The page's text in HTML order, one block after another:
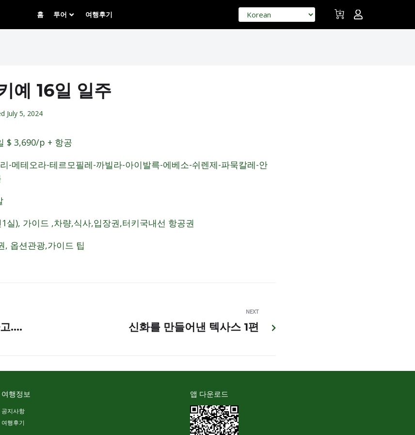
홈 투어 여행후기
예 16일 일주
July 5, 2024
$ 3,690/p + 항공
-메테오라-테르모필레-까빌라-아이발륵-에베소-쉬렌제-파묵칼레-안
실), 가이드 ,차량,식사,입장권,터키국내선 항공권
, 옵션관광,가이드 팁
….
NEXT
신화를 만들어낸 텍사스 1편
여행정보
공지사항
여행후기
앱 다운로드